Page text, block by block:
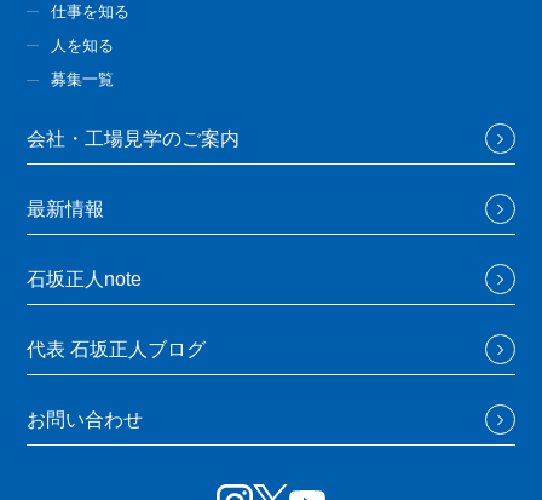
仕事を知る
人を知る
募集一覧
会社・工場見学のご案内
最新情報
石坂正人note
代表 石坂正人ブログ
お問い合わせ